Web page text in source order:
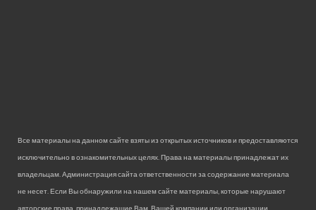
Все материалы на данном сайте взяты из открытых источников и предоставляются
исключительно в ознакомительных целях. Права на материалы принадлежат их
владельцам. Администрация сайта ответственности за содержание материала
не несет. Если Вы обнаружили на нашем сайте материалы, которые нарушают
авторские права, принадлежащие Вам, Вашей компании или организации,